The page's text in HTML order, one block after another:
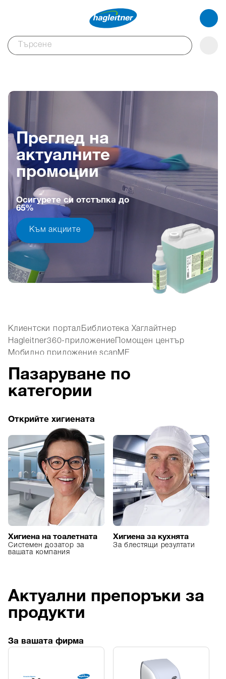
Преглед на
актуалните
промоции
Осигурете си отстъпка до
65%
Към акциите
Клиентски порталБиблиотека Хаглайтнер
Hagleitner360-приложениеПомощен център
Мобилно приложение scanME
Всички дигитални инструменти
Пазаруване по
категории
Открийте хигиената
Хигиена на тоалетната
Системен дозатор за
вашата компания
Хигиена за кухнята
За блестящи резултати
Актуални препоръки за
продукти
За вашата фирма